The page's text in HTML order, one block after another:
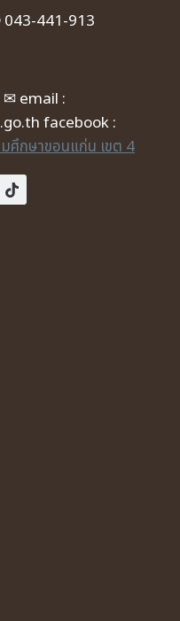
441-913
✉ email :
facebook :
ศึกษาขอนแก่น เขต 4